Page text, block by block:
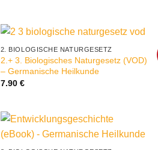
2. BIOLOGISCHE NATURGESETZ
2.+ 3. Biologisches Naturgesetz (VOD)
– Germanische Heilkunde
7.90 €